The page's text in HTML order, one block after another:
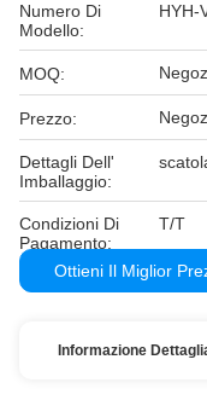
Numero Di
Modello:
HYH-
MOQ:
Prezzo:
Dettagli Dell'
Imballaggio:
Condizioni Di
Pagamento:
T/T
Ottieni Il Miglior
Informazione